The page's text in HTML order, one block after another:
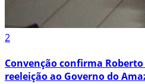
2
Convenção confirma
reeleição ao Governo do